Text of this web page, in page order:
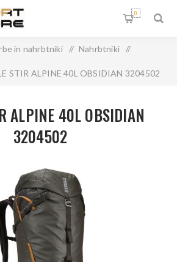
0
in nahrbtniki / Nahrbtniki /
STIR ALPINE 40L OBSIDIAN 3204502
ALPINE 40L OBSIDIAN
3204502